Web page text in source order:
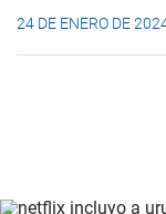
24 DE ENERO DE